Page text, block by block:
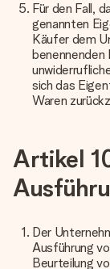
Für den Fall,
genannten
Käufer dem
benennenden
sich das
Waren
Artikel
Der
Ausführung
Beurteilung